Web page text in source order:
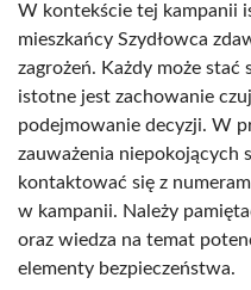
W kontekście tej kampanii
mieszkańcy Szydłowca
zagrożeń. Każdy może
istotne jest zachowanie
podejmowanie decyzji. W
zauważenia niepokojących
kontaktować się z
w kampanii. Należy
oraz wiedza na temat
elementy bezpieczeństwa.